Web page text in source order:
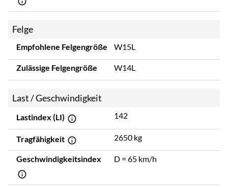
Felge
Empfohlene Felgengröße W15L
Zulässige Felgengröße W14L
Last / Geschwindigkeit
Lastindex (LI) 142
Tragfähigkeit 2650 kg
Geschwindigkeitsindex D = 65 km/h